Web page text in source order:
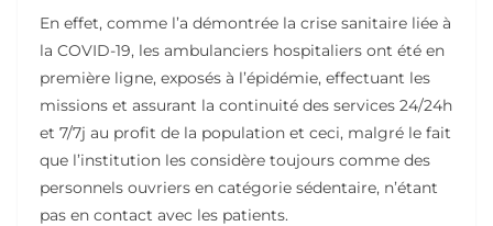
En effet, comme l’a démontrée la crise sanitaire liée à
la COVID-19, les ambulanciers hospitaliers ont été en
première ligne, exposés à l’épidémie, effectuant les
missions et assurant la continuité des services 24/24h
et 7/7j au profit de la population et ceci, malgré le fait
que l’institution les considère toujours comme des
personnels ouvriers en catégorie sédentaire, n’étant
pas en contact avec les patients.